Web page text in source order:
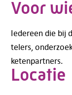
Voor
Iedereen die bij
telers,
ketenpartners.
Locatie